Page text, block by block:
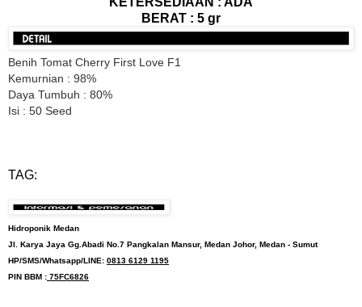
BERAT : 5 gr
Benih Tomat Cherry First Love F1
Kemurnian : 98%
Daya Tumbuh : 80%
Isi : 50 Seed
TAG:
Hidroponik Medan
Jl. Karya Jaya Gg.Abadi No.7 Pangkalan Mansur, Medan Johor, Medan - Sumut
HP/SMS/Whatsapp/LINE: 0813 6129 1195
PIN BBM : 75FC6826